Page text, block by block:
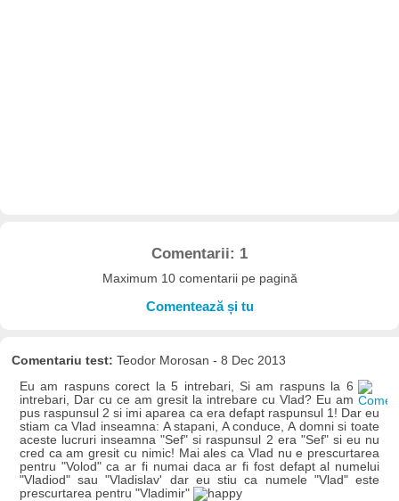
Comentarii: 1
Maximum 10 comentarii pe pagină
Comentează și tu
Comentariu test: Teodor Morosan - 8 Dec 2013
Eu am raspuns corect la 5 intrebari, Si am raspuns la 6
intrebari, Dar cu ce am gresit la intrebare cu Vlad? Eu am
pus raspunsul 2 si imi aparea ca era defapt raspunsul 1! Dar eu
stiam ca Vlad inseamna: A stapani, A conduce, A domni si toate
aceste lucruri inseamna "Sef" si raspunsul 2 era "Sef" si eu nu
cred ca am gresit cu nimic! Mai ales ca Vlad nu e prescurtarea
pentru "Volod" ca ar fi numai daca ar fi fost defapt al numelui
"Vladiod" sau "Vladislav' dar eu stiu ca numele "Vlad" este
prescurtarea pentru "Vladimir"